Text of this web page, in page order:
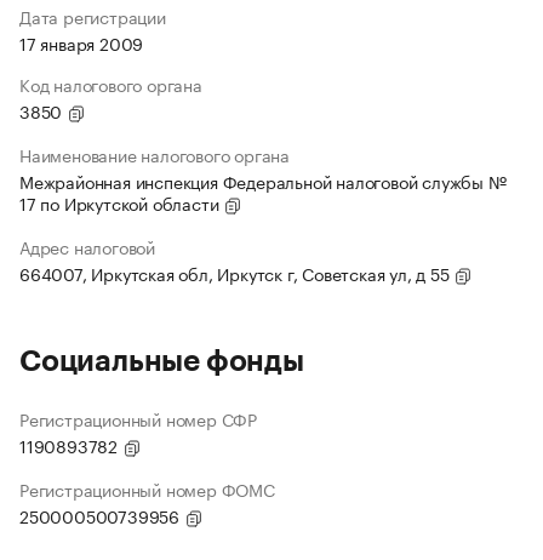
Дата регистрации
17 января 2009
Код налогового органа
3850
Наименование налогового органа
Межрайонная инспекция Федеральной налоговой службы №
17 по Иркутской области
Адрес налоговой
664007, Иркутская обл, Иркутск г, Советская ул, д 55
Социальные фонды
Регистрационный номер СФР
1190893782
Регистрационный номер ФОМС
250000500739956